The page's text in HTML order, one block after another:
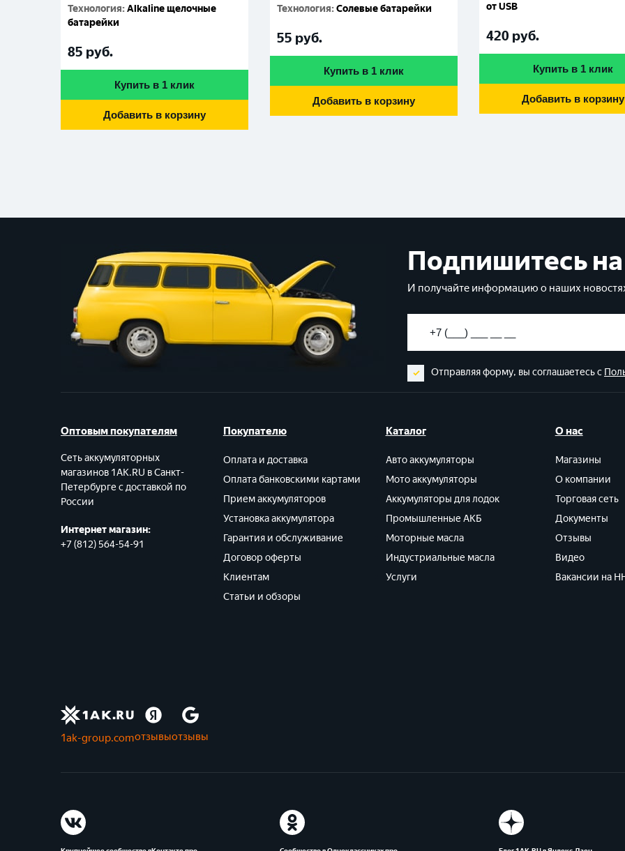
Технология:Alkaline щелочные
батарейки
85 руб.
Купить в 1 клик
Добавить в корзину
Технология:Солевые батарейки
55 руб.
Купить в 1 клик
Добавить в корзину
от USB
420 руб.
Купить в 1 клик
Добавить в корзину
Подпишитесь
И получайте информацию о наших
Отправляя форму, вы соглашаетесь с
Оптовым покупателям
Сеть аккумуляторных
магазинов 1AK.RU в Санкт-
Петербурге с доставкой по
России
Интернет магазин:
+7 (812) 564-54-91
Покупателю
Оплата и доставка
Оплата банковскими картами
Прием аккумуляторов
Установка аккумулятора
Гарантия и обслуживание
Договор оферты
Клиентам
Статьи и обзоры
Каталог
Авто аккумуляторы
Мото аккумуляторы
Аккумуляторы для лодок
Промышленные АКБ
Моторные масла
Индустриальные масла
Услуги
О нас
Магазины
О компании
Торговая сеть
Документы
Отзывы
Видео
Вакансии на
1ak-group.comотзывыотзывы